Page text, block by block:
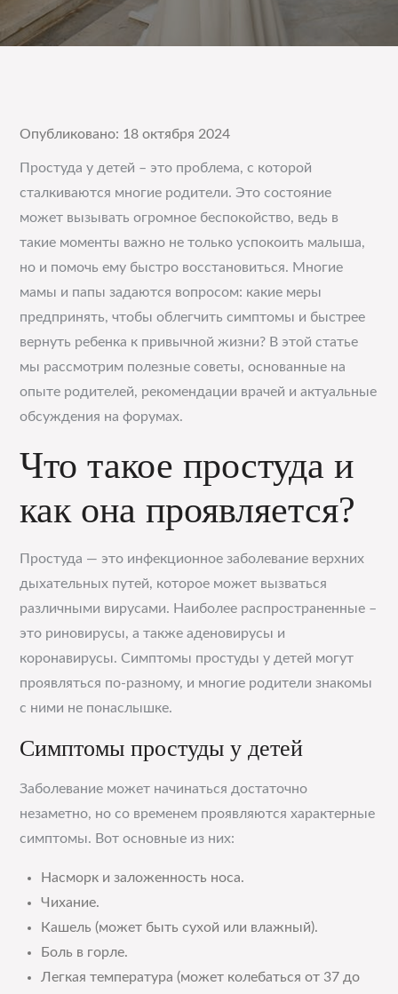
Опубликовано: 18 октября 2024
Простуда у детей – это проблема, с которой
сталкиваются многие родители. Это состояние
может вызывать огромное беспокойство, ведь в
такие моменты важно не только успокоить малыша,
но и помочь ему быстро восстановиться. Многие
мамы и папы задаются вопросом: какие меры
предпринять, чтобы облегчить симптомы и быстрее
вернуть ребенка к привычной жизни? В этой статье
мы рассмотрим полезные советы, основанные на
опыте родителей, рекомендации врачей и актуальные
обсуждения на форумах.
Что такое простуда и
как она проявляется?
Простуда — это инфекционное заболевание верхних
дыхательных путей, которое может вызваться
различными вирусами. Наиболее распространенные –
это риновирусы, а также аденовирусы и
коронавирусы. Симптомы простуды у детей могут
проявляться по-разному, и многие родители знакомы
с ними не понаслышке.
Симптомы простуды у детей
Заболевание может начинаться достаточно
незаметно, но со временем проявляются характерные
симптомы. Вот основные из них:
Насморк и заложенность носа.
Чихание.
Кашель (может быть сухой или влажный).
Боль в горле.
Легкая температура (может колебаться от 37 до